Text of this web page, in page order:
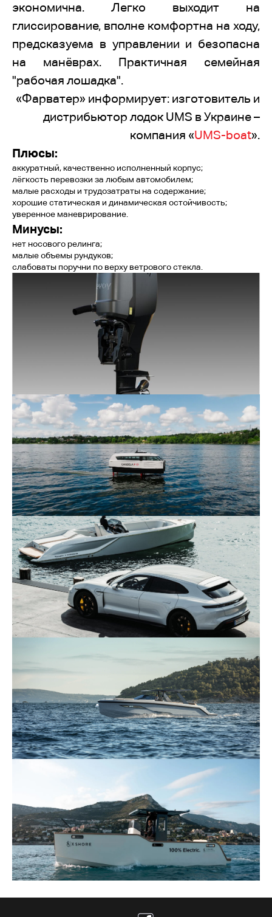
экономична. Легко выходит на
глиссирование, вполне комфортна на ходу,
предсказуема в управлении и безопасна
на манёврах. Практичная семейная
"рабочая лошадка".
«Фарватер» информирует: изготовитель и
дистрибьютор лодок UMS в Украине –
компания «UMS-boat».
Плюсы:
аккуратный, качественно исполненный корпус;
лёгкость перевозки за любым автомобилем;
малые расходы и трудозатраты на содержание;
хорошие статическая и динамическая остойчивость;
уверенное маневрирование.
Минусы:
нет носового релинга;
малые объемы рундуков;
слабоваты поручни по верху ветрового стекла.